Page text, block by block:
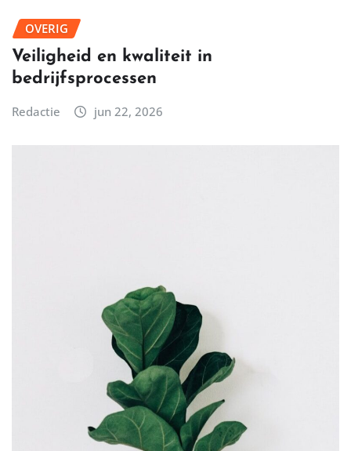
OVERIG
Veiligheid en kwaliteit in
bedrijfsprocessen
Redactie jun 22, 2026